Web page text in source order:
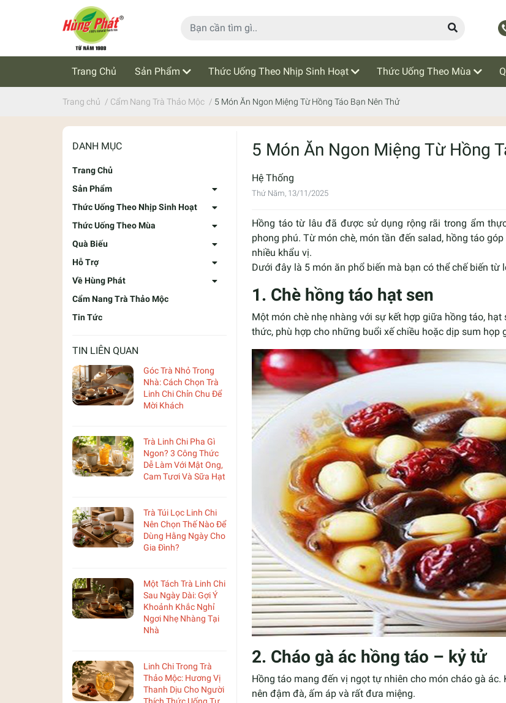
Trang Chủ Sản Phẩm Thức Uống Theo Nhịp Sinh Hoạt Thức Uống Theo Mùa
Cẩm Nang Trà Thảo Mộc Tin Tức
Trang chủ / Cẩm Nang Trà Thảo Mộc / 5 Món Ăn Ngon Miệng Từ Hồng Táo Bạn Nên Thử
DANH MỤC
Trang Chủ
Sản Phẩm
Thức Uống Theo Nhịp Sinh Hoạt
Thức Uống Theo Mùa
Quà Biếu
Hỗ Trợ
Về Hùng Phát
Cẩm Nang Trà Thảo Mộc
Tin Tức
TIN LIÊN QUAN
Góc Trà Nhỏ Trong
Nhà: Cách Chọn Trà
Linh Chi Chỉn Chu Để
Mời Khách
Trà Linh Chi Pha Gì
Ngon? 3 Công Thức
Dễ Làm Với Mật Ong,
Cam Tươi Và Sữa Hạt
Trà Túi Lọc Linh Chi
Nên Chọn Thế Nào Để
Dùng Hằng Ngày Cho
Gia Đình?
Một Tách Trà Linh Chi
Sau Ngày Dài: Gợi Ý
Khoảnh Khắc Nghỉ
Ngơi Nhẹ Nhàng Tại
Nhà
Linh Chi Trong Trà
Thảo Mộc: Hương Vị
Thanh Dịu Cho Người
Thích Thức Uống Tự
5 Món Ăn Ngon Miệng Từ Hồng
Hệ Thống
Thứ Năm, 13/11/2025
Hồng táo từ lâu đã được sử dụng rộng rãi trong ẩm
phong phú. Từ món chè, món tần đến salad, hồng táo
nhiều khẩu vị.
Dưới đây là 5 món ăn phổ biến mà bạn có thể chế biến từ
1. Chè hồng táo hạt sen
Một món chè nhẹ nhàng với sự kết hợp giữa hồng táo,
thức, phù hợp cho những buổi xế chiều hoặc dịp sum họp
2. Cháo gà ác hồng táo – kỷ tử
Hồng táo mang đến vị ngọt tự nhiên cho món cháo gà
nên đậm đà, ấm áp và rất đưa miệng.